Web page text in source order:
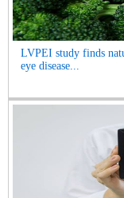
LVPEI study finds
eye disease...